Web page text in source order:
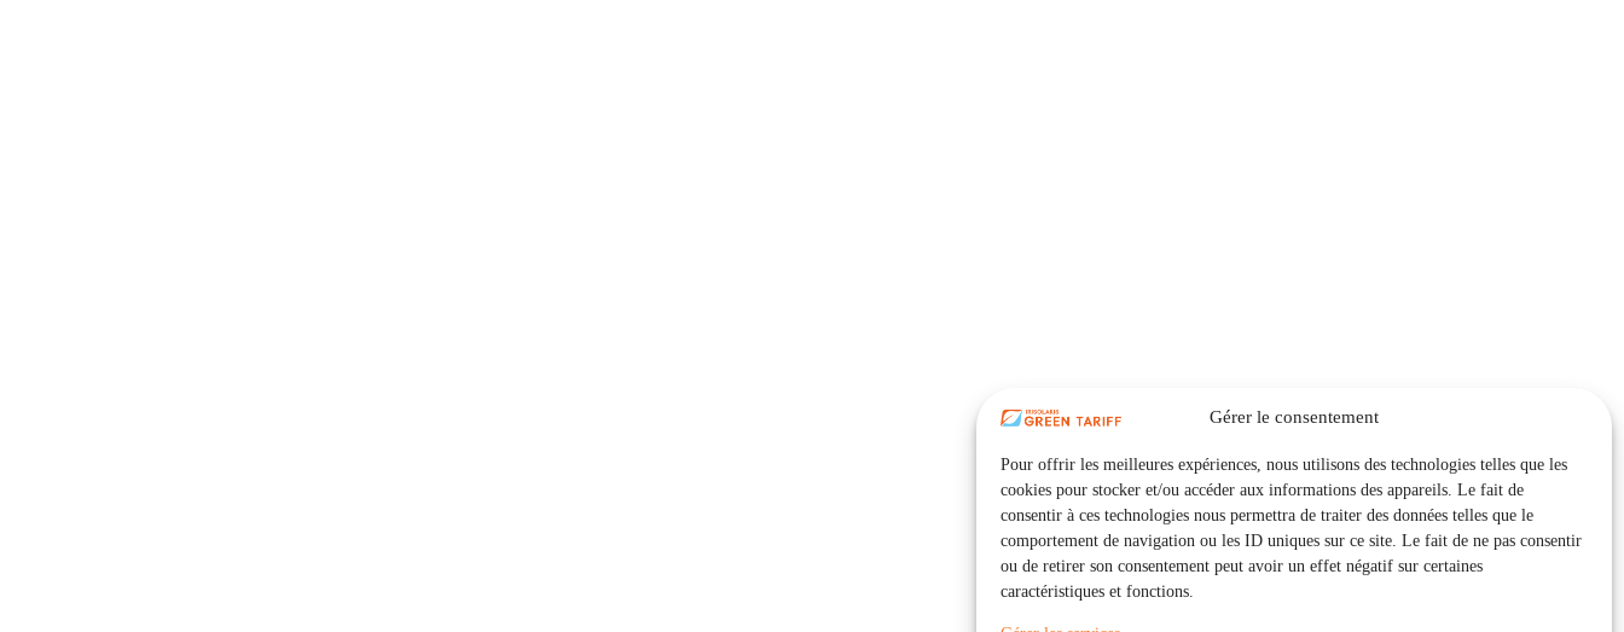
Gérer le consentement
Pour offrir les meilleures expériences, nous utilisons des technologies telles que les
cookies pour stocker et/ou accéder aux informations des appareils. Le fait de
consentir à ces technologies nous permettra de traiter des données telles que le
comportement de navigation ou les ID uniques sur ce site. Le fait de ne pas consentir
ou de retirer son consentement peut avoir un effet négatif sur certaines
caractéristiques et fonctions.